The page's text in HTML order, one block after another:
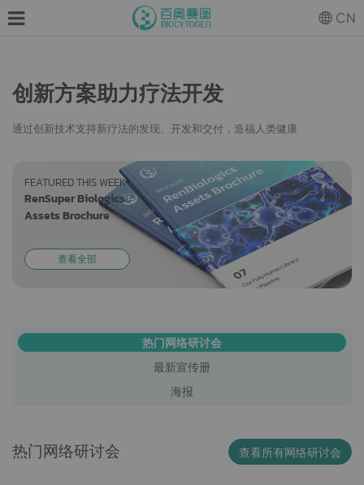
创新方案助力疗法开发
通过创新技术支持新疗法的发现、开发和交付，造福人类健康
FEATURED THIS WEEK
RenSuper Biologics
Assets Brochure
查看全部
热门网络研讨会
最新宣传册
海报
热门网络研讨会 查看所有网络研讨会
CN